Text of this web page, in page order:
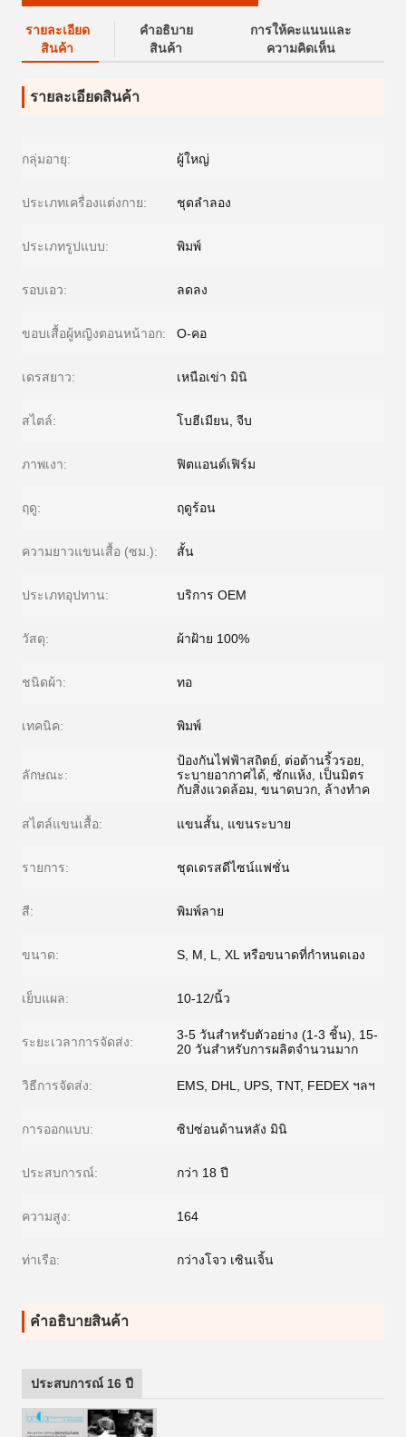
รายละเอียด
สินค้า
คําอธิบาย
สินค้า
การให้คะแนนและ
ความคิดเห็น
รายละเอียดสินค้า
กลุ่มอายุ: ผู้ใหญ่
ประเภทเครื่องแต่งกาย: ชุดลำลอง
ประเภทรูปแบบ: พิมพ์
รอบเอว: ลดลง
ขอบเสื้อผู้หญิงตอนหน้าอก: O-คอ
เดรสยาว: เหนือเข่า มินิ
สไตล์: โบฮีเมียน, จีบ
ภาพเงา: ฟิตแอนด์เฟิร์ม
ฤดู: ฤดูร้อน
ความยาวแขนเสื้อ (ซม.): สั้น
ประเภทอุปทาน: บริการ OEM
วัสดุ: ผ้าฝ้าย 100%
ชนิดผ้า: ทอ
เทคนิค: พิมพ์
ลักษณะ:
ป้องกันไฟฟ้าสถิตย์, ต่อต้านริ้วรอย,
ระบายอากาศได้, ซักแห้ง, เป็นมิตร
กับสิ่งแวดล้อม, ขนาดบวก, ล้างทำค
สไตล์แขนเสื้อ: แขนสั้น, แขนระบาย
รายการ: ชุดเดรสดีไซน์แฟชั่น
สี: พิมพ์ลาย
ขนาด: S, M, L, XL หรือขนาดที่กำหนดเอง
เย็บแผล: 10-12/นิ้ว
ระยะเวลาการจัดส่ง:
3-5 วันสำหรับตัวอย่าง (1-3 ชิ้น), 15-
20 วันสำหรับการผลิตจำนวนมาก
วิธีการจัดส่ง: EMS, DHL, UPS, TNT, FEDEX ฯลฯ
การออกแบบ: ซิปซ่อนด้านหลัง มินิ
ประสบการณ์: กว่า 18 ปี
ความสูง: 164
ท่าเรือ: กว่างโจว เซินเจิ้น
คําอธิบายสินค้า
ประสบการณ์ 16 ปี